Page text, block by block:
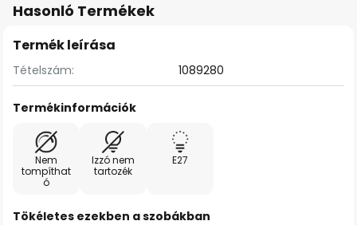
Hasonló Termékek
Termék leírása
Tételszám: 1089280
Termékinformációk
Nem
tompíthat
ó
Izzó nem
tartozék
E27
Tökéletes ezekben a szobákban